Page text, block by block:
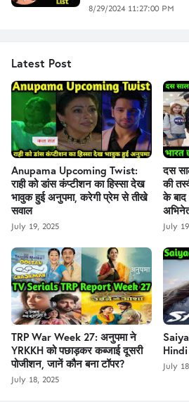
8/29/2024 11:27:00 PM
Latest Post
Anupama Upcoming Twist:
राही को डांस कंप्टीशन का हिस्सा देख
भावुक हुई अनुपमा, करेगी प्रेम से तीखे
सवाल
July 19, 2025
दस
की
के
July
TRP War Week 27: अनुपमा ने
YRKKH को पछाड़कर कब्जाई दूसरी
पोजीशन, जानें कौन बना टॉपर?
July 18, 2025
Hindi
July